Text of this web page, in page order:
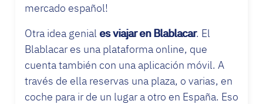
mercado español!
Otra idea genial es viajar en Blablacar. El
Blablacar es una plataforma online, que
cuenta también con una aplicación móvil. A
través de ella reservas una plaza, o varias, en
coche para ir de un lugar a otro en España. Eso